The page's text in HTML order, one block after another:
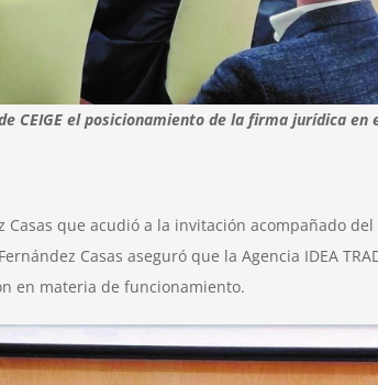
CEIGE el posicionamiento de la firma jurídica en
que acudió a la invitación acompañado
Casas aseguró que la Agencia IDEA
en materia de funcionamiento.